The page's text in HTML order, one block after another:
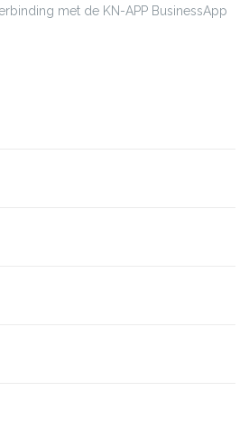
met de KN-APP BusinessApp